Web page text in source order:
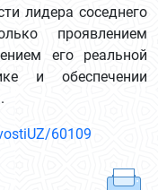
лидера соседнего
проявлением
его реальной
и обеспечении
60109